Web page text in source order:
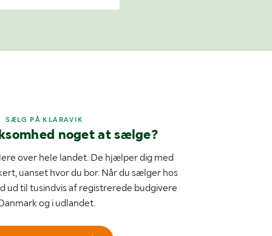
SÆLG PÅ KLARAVIK
noget at sælge?
over hele landet. De hjælper dig med
uanset hvor du bor. Når du sælger hos
ud til tusindvis af registrerede budgivere
og i udlandet.